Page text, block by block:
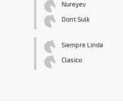
Nureyev
Dont Sulk
Siempre Linda
Clasico